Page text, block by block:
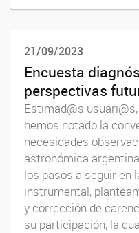
21/09/2023
Encuesta
perspectivas
Estimad@s
hemos notado la
necesidades
astronómica
los pasos a seguir en
instrumental,
y corrección de
su participación, la